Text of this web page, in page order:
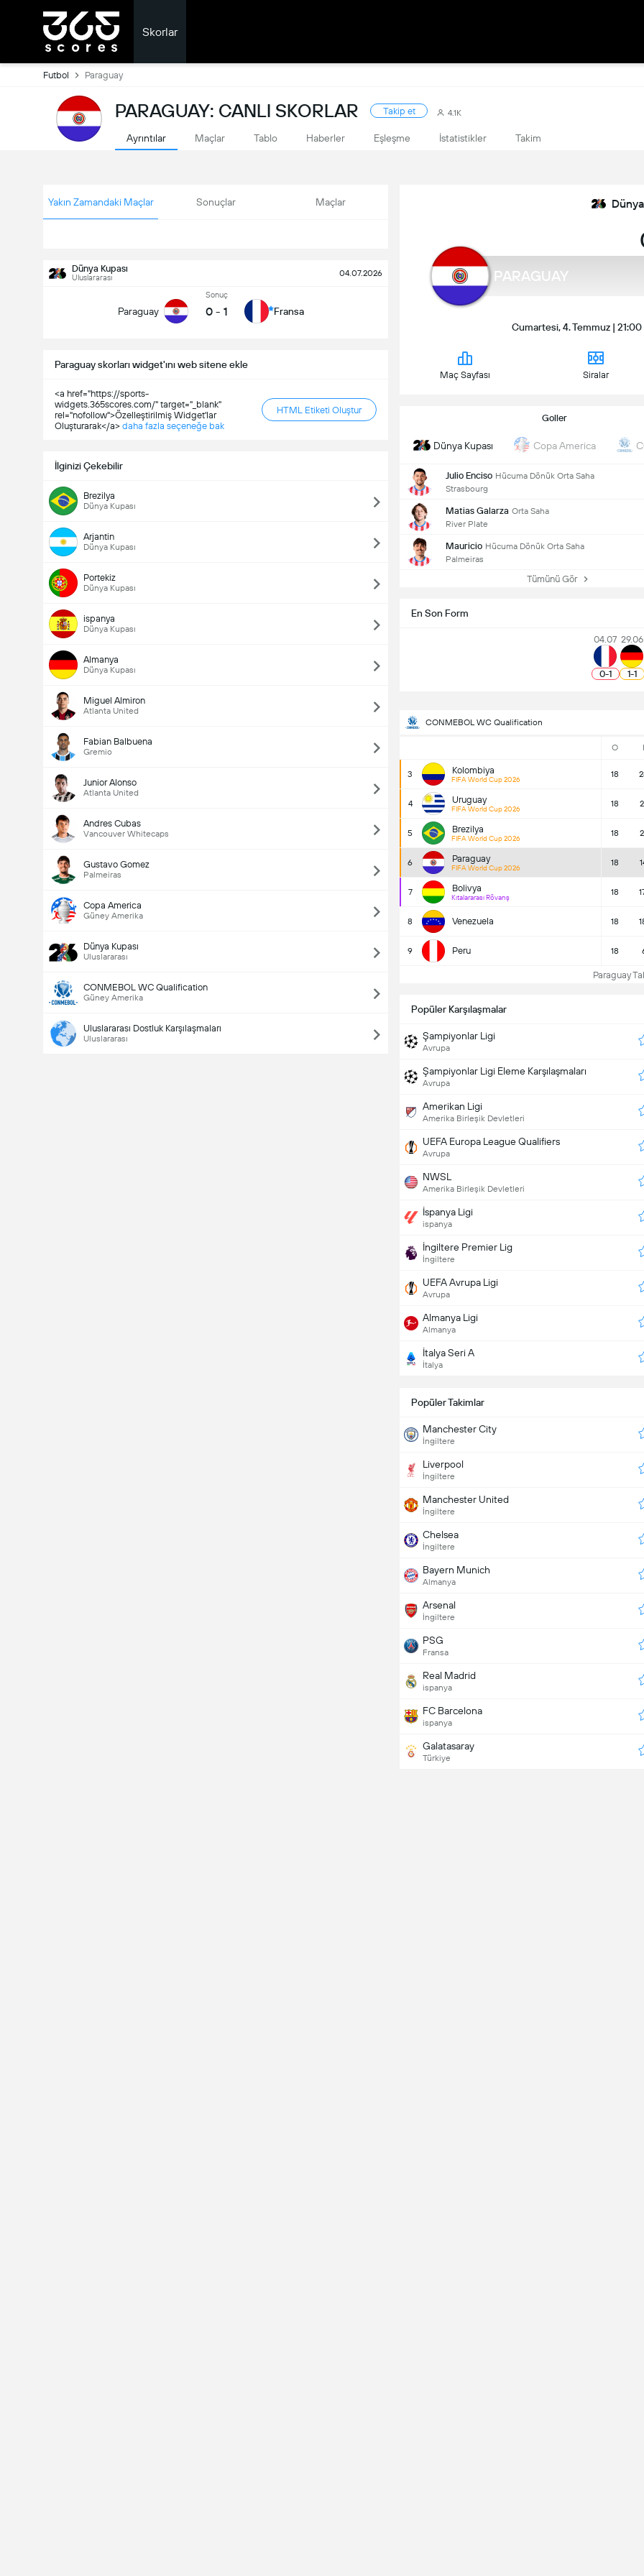
Skorlar
Futbol Paraguay
PARAGUAY: CANLI SKORLAR Takip et 4.1K
Ayrıntılar Maçlar Tablo Haberler Eşleşme İstatistikler Takim
Yakın Zamandaki Maçlar Sonuçlar Maçlar
Dünya Kupası
Uluslararası 04.07.2026
Paraguay
Sonuç
0 - 1 Fransa
Paraguay skorları widget'ını web sitene ekle
<a href="https://sports-
widgets.365scores.com/" target="_blank"
rel="nofollow">Özelleştirilmiş Widget'lar
Oluşturarak</a> daha fazla seçeneğe bak
HTML Etiketi Oluştur
İlginizi Çekebilir
Brezilya
Dünya Kupası
Arjantin
Dünya Kupası
Portekiz
Dünya Kupası
ispanya
Dünya Kupası
Almanya
Dünya Kupası
Miguel Almiron
Atlanta United
Fabian Balbuena
Gremio
Junior Alonso
Atlanta United
Andres Cubas
Vancouver Whitecaps
Gustavo Gomez
Palmeiras
Copa America
Güney Amerika
Dünya Kupası
Uluslararası
CONMEBOL WC Qualification
Güney Amerika
Uluslararası Dostluk Karşılaşmaları
Uluslararası
PARAGUAY
Cumartesi, 4. Temmuz |
Maç Sayfası Siralar
Goller
Dünya Kupası Copa America
Julio Enciso Hücuma Dönük Orta Saha
Strasbourg
Matias Galarza Orta Saha
River Plate
Mauricio Hücuma Dönük Orta Saha
Palmeiras
Tümünü Gör
En Son Form
04.07
0-1
29.06
1-1
CONMEBOL WC Qualification
O
3 Kolombiya
FIFA World Cup 2026
18
4 Uruguay
FIFA World Cup 2026
18
5 Brezilya
FIFA World Cup 2026
18
6 Paraguay
FIFA World Cup 2026
18
7 Bolivya
Kıtalararası Rövanş
18
8 Venezuela 18
9 Peru 18
Paraguay
Popüler Karşılaşmalar
Şampiyonlar Ligi
Avrupa
Şampiyonlar Ligi Eleme Karşılaşmaları
Avrupa
Amerikan Ligi
Amerika Birleşik Devletleri
UEFA Europa League Qualifiers
Avrupa
NWSL
Amerika Birleşik Devletleri
İspanya Ligi
ispanya
İngiltere Premier Lig
İngiltere
UEFA Avrupa Ligi
Avrupa
Almanya Ligi
Almanya
İtalya Seri A
İtalya
Popüler Takimlar
Manchester City
İngiltere
Liverpool
İngiltere
Manchester United
İngiltere
Chelsea
İngiltere
Bayern Munich
Almanya
Arsenal
İngiltere
PSG
Fransa
Real Madrid
ispanya
FC Barcelona
ispanya
Galatasaray
Türkiye